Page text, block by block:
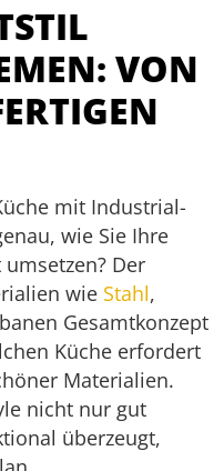
VON
mit Industrial-
wie Sie Ihre
Der
wie Stahl,
Gesamtkonzept
Küche erfordert
Materialien.
nicht nur gut
überzeugt,